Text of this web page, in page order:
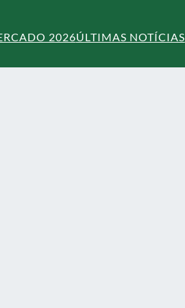
2026ÚLTIMAS NOTÍCIAS